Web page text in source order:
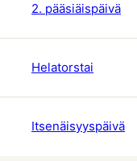
2. pääsiäispäivä
Helatorstai
Itsenäisyyspäivä